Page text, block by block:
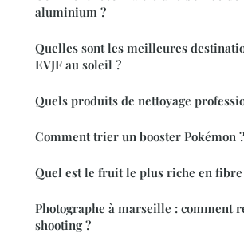
aluminium ?
Quelles sont les meilleures
EVJF au soleil ?
Quels produits de nettoyage
Comment trier un booster Pokémon ?
Quel est le fruit le plus riche en fibre
Photographe à marseille : comment
shooting ?